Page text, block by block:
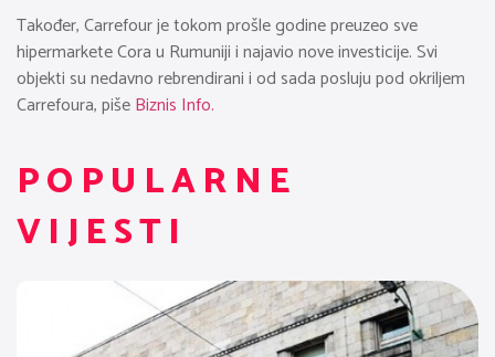
Također, Carrefour je tokom prošle godine preuzeo sve
hipermarkete Cora u Rumuniji i najavio nove investicije. Svi
objekti su nedavno rebrendirani i od sada posluju pod okriljem
Carrefoura, pišeBiznis Info.
POPULARNE
VIJESTI